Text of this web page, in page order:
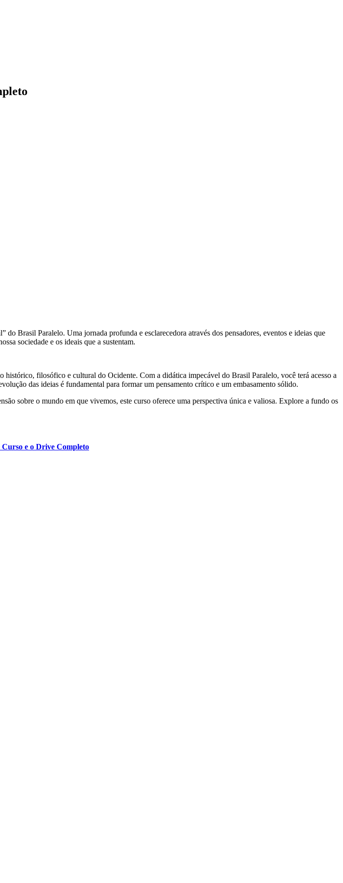
Brasil Paralelo. Uma jornada profunda e esclarecedora através dos pensadores, eventos e ideias que
sociedade e os ideais que a sustentam.
filosófico e cultural do Ocidente. Com a didática impecável do Brasil Paralelo, você terá acesso a
das ideias é fundamental para formar um pensamento crítico e um embasamento sólido.
sobre o mundo em que vivemos, este curso oferece uma perspectiva única e valiosa. Explore a fundo os
Curso e o Drive Completo